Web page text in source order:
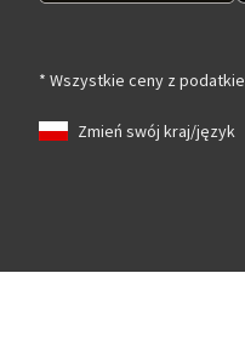
* Wszystkie ceny z
Zmień swój kraj/język